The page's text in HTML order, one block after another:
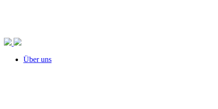
Über uns